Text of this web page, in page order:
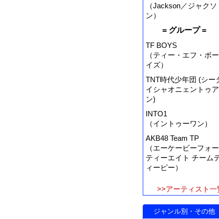
（Jackson／ジャクソ
ン）
= グループ =
TF BOYS
（ティー・エフ・ボー
イズ）
TNT時代少年団 (シー
イシャオニェントゥア
ン)
INTO1
（イントゥーワン）
AKB48 Team TP
（エーケービーフォー
ティーエイト チーム
ィーピー）
>>アーティスト一
ジャンル別・その他